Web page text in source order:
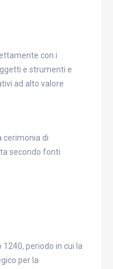
con i
e strumenti e
ad alto valore
cerimonia di
secondo fonti
1240, periodo in cui la
per la